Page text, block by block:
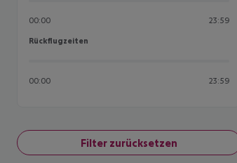
00:00 23:59
Rückflugzeiten
Rückflugzeiten
00:00 23:59
Filter zurücksetzen